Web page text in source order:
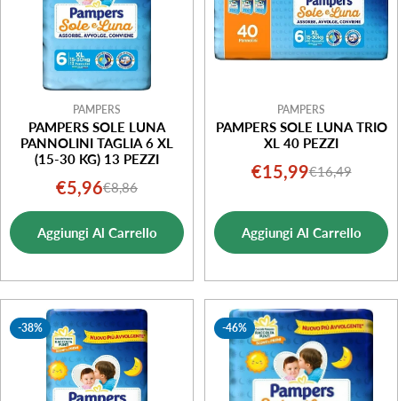
PAMPERS
PAMPERS SOLE LUNA
PANNOLINI TAGLIA 6 XL
(15-30 KG) 13 PEZZI
Prezzo
di
vendita
€5,96Prezzo
normale
€8,86
Aggiungi Al Carrello
PAMPERS
PAMPERS SOLE LUNA TRIO
XL 40 PEZZI
Prezzo
vendita
€15,99Prezzo
€16,49
Aggiungi Al Carrello
-38% -46%